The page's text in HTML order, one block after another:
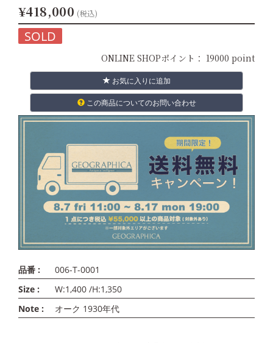
¥418,000 (税込)
SOLD
ONLINE SHOPポイント： 19000 point
お気に入りに追加
この商品についてのお問い合わせ
品番 :
006-T-0001
Size :
W:1,400 /H:1,350
Note :
オーク 1930年代